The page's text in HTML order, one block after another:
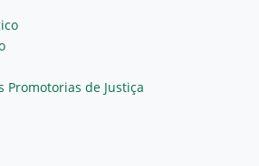
Promotorias de Justiça